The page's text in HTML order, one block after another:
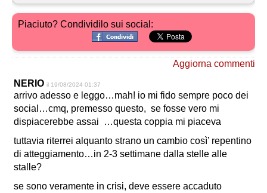
Piaciuto? Condividilo sui social:
Aggiorna commenti
NERIO il 19/08/2024 01:37
arrivo adesso e leggo…mah! io mi fido sempre poco dei
social…cmq, premesso questo, se fosse vero mi
dispiacerebbe assai …questa coppia mi piaceva
tuttavia riterrei alquanto strano un cambio così’ repentino
di atteggiamento…in 2-3 settimane dalla stelle alle
stalle?
se sono veramente in crisi, deve essere accaduto